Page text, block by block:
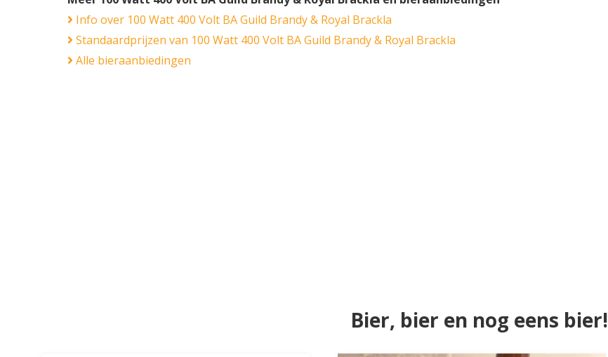
Info over 100 Watt 400 Volt BA Guild Brandy & Royal Brackla
Standaardprijzen van 100 Watt 400 Volt BA Guild Brandy & Royal Brackla
Alle bieraanbiedingen
Bier, bier en nog eens bier!